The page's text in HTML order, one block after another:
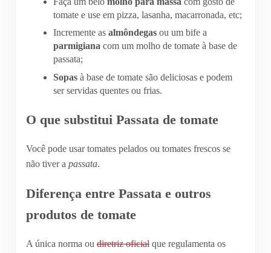
tomate e use em pizza, lasanha, macarronada, etc;
Incremente asalmôndegasou um bife a
parmigiana com um molho de tomate à base de
passata;
Sopas à base de tomate são deliciosas e podem
ser servidas quentes ou frias.
O que substitui Passata de tomate
Você pode usar tomates pelados ou tomates frescos se
não tiver a passata.
Diferença entre Passata e outros
produtos de tomate
A única norma ou diretriz oficialque regulamenta os